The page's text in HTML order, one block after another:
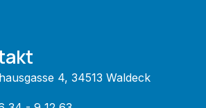
4, 34513 Waldeck